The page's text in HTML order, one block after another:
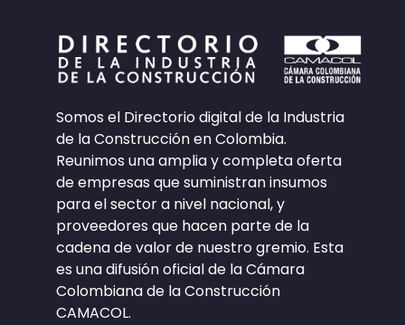
Somos el Directorio digital de la Industria
de la Construcción en Colombia.
Reunimos una amplia y completa oferta
de empresas que suministran insumos
para el sector a nivel nacional, y
proveedores que hacen parte de la
cadena de valor de nuestro gremio. Esta
es una difusión oficial de la Cámara
Colombiana de la Construcción
CAMACOL.